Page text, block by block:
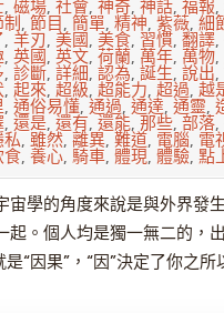
, 磁場, 社會, 神奇, 神話, 福報,
,節目, 簡單,精神,紫薇,細
,羊刃,美國,美食, 習慣,翻譯,
, 英國, 英文, 荷蘭, 萬年, 萬物,
, 診斷, 詳細, 認為, 誕生, 說出,
, 起來, 超級, 超能力, 超過,越
, 通俗易懂,通過,通達, 通靈,
, 還是,還有,還能,那些,部落,
私,雖然,離異,難道, 電腦, 電
, 養心, 騎車, 體現, 體驗, 點
學的角度來說是與外界發
。個人均是獨一無二的，
“因果”，“因”決定了你之